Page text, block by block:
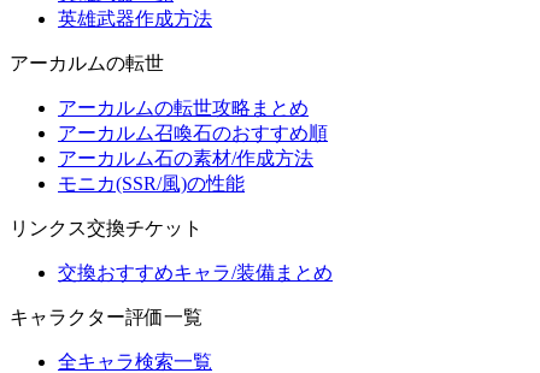
英雄武器作成方法
アーカルムの転世
アーカルムの転世攻略まとめ
アーカルム召喚石のおすすめ順
アーカルム石の素材/作成方法
モニカ(SSR/風)の性能
リンクス交換チケット
交換おすすめキャラ/装備まとめ
キャラクター評価一覧
全キャラ検索一覧